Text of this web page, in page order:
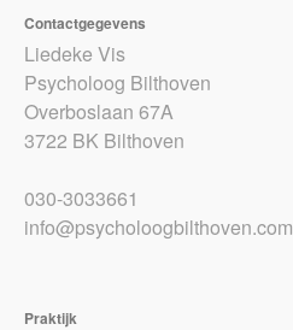
Contactgegevens
Liedeke Vis
Psycholoog Bilthoven
Overboslaan 67A
3722 BK Bilthoven
030-3033661
info@psycholoogbilthoven.com
Praktijk